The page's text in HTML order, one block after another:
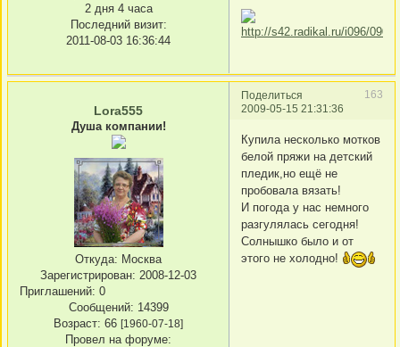
2 дня 4 часа
Последний визит:
2011-08-03 16:36:44
Поделиться
163
2009-05-15 21:31:36
Lora555
Душа компании!
Откуда: Москва
Зарегистрирован: 2008-12-03
Приглашений: 0
Сообщений: 14399
Возраст: 66 [1960-07-18]
Провел на форуме:
Купила несколько мотков
белой пряжи на детский
пледик,но ещё не
пробовала вязать!
И погода у нас немного
разгулялась сегодня!
Солнышко было и от
этого не холодно!